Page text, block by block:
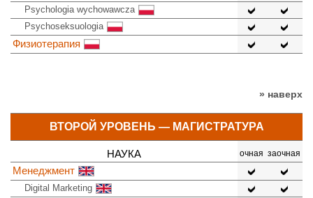
Psychologia wychowawcza
Psychoseksuologia
Физиотерапия
» наверх
ВТОРОЙ УРОВЕНЬ — МАГИСТРАТУРА
НАУКА очная заочная
Менеджмент
Digital Marketing